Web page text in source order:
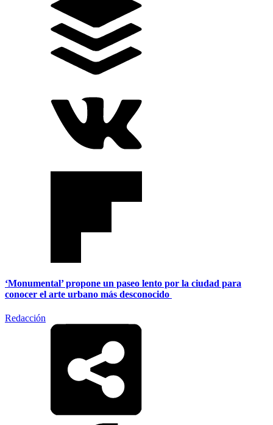
‘Monumental’ propone un paseo lento por la ciudad para
conocer el arte urbano más desconocido
Redacción